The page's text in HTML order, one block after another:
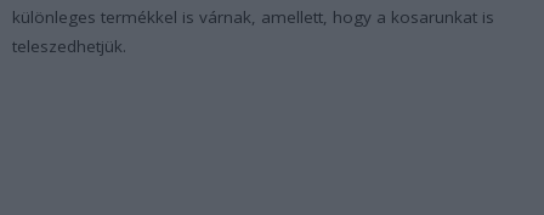
különleges termékkel is várnak, amellett, hogy a kosarunkat is
teleszedhetjük.